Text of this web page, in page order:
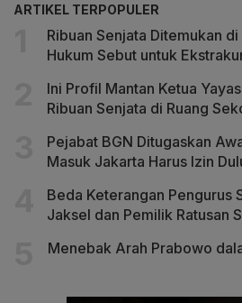
ARTIKEL TERPOPULER
Ribuan Senjata Ditemukan
Hukum Sebut untuk
Ini Profil Mantan Ketua
Ribuan Senjata di Ruang
Pejabat BGN Ditugaskan
Masuk Jakarta Harus Izin
Beda Keterangan Pengurus
Jaksel dan Pemilik Ratusan
Menebak Arah Prabowo